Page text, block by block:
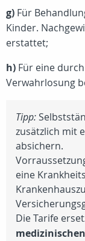
g) Für
Kinder.
erstattet;
h) Für eine
Verwahrlosung
Tipp:
zusätzlich mit
absichern.
eine
Die Tarife